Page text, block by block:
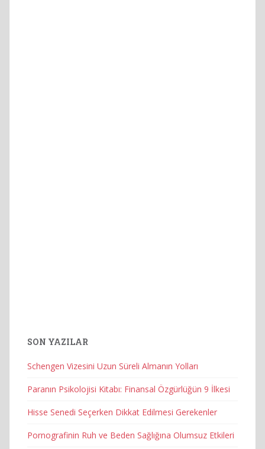
SON YAZILAR
Schengen Vizesini Uzun Süreli Almanın Yolları
Paranın Psikolojisi Kitabı: Finansal Özgürlüğün 9 İlkesi
Hisse Senedi Seçerken Dikkat Edilmesi Gerekenler
Pornografinin Ruh ve Beden Sağlığına Olumsuz Etkileri